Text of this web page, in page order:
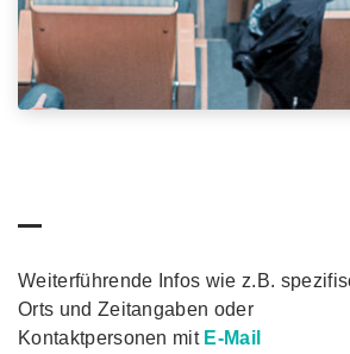
Weiterführende Infos wie z.B.
Orts und Zeitangaben oder
Kontaktpersonen mit E-Mail